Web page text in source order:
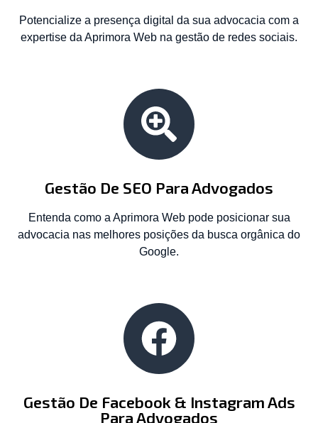
Potencialize a presença digital da sua advocacia com a
expertise da Aprimora Web na gestão de redes sociais.
Gestão De SEO Para Advogados
Entenda como a Aprimora Web pode posicionar sua
advocacia nas melhores posições da busca orgânica do
Google.
Gestão De Facebook & Instagram Ads
Para Advogados